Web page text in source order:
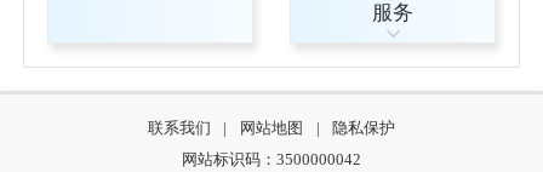
服务
联系我们 | 网站地图 |
隐私保护
网站标识码：3500000042